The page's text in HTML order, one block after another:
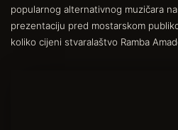
popularnog alternativnog muzičara
prezentaciju pred mostarskom
koliko cijeni stvaralaštvo Ramba